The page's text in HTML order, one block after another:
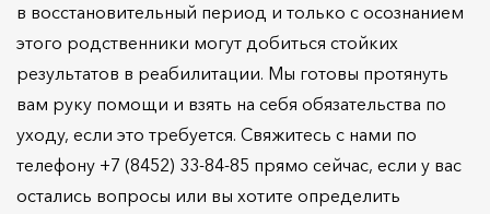
в восстановительный период и только с осознанием
этого родственники могут добиться стойких
результатов в реабилитации. Мы готовы протянуть
вам руку помощи и взять на себя обязательства по
уходу, если это требуется. Свяжитесь с нами по
телефону +7 (8452) 33-84-85 прямо сейчас, если у вас
остались вопросы или вы хотите определить